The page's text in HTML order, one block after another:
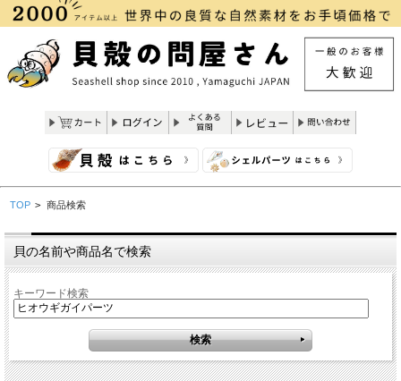
TOP > 商品検索
貝の名前や商品名で検索
キーワード検索